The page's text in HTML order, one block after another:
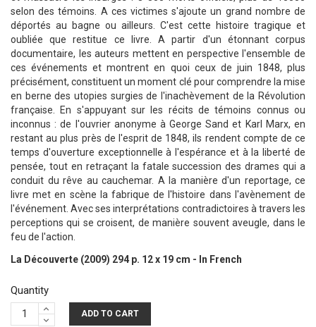
selon des témoins. A ces victimes s'ajoute un grand nombre de
déportés au bagne ou ailleurs. C'est cette histoire tragique et
oubliée que restitue ce livre. A partir d'un étonnant corpus
documentaire, les auteurs mettent en perspective l'ensemble de
ces événements et montrent en quoi ceux de juin 1848, plus
précisément, constituent un moment clé pour comprendre la mise
en berne des utopies surgies de l'inachèvement de la Révolution
française. En s'appuyant sur les récits de témoins connus ou
inconnus : de l'ouvrier anonyme à George Sand et Karl Marx, en
restant au plus près de l'esprit de 1848, ils rendent compte de ce
temps d'ouverture exceptionnelle à l'espérance et à la liberté de
pensée, tout en retraçant la fatale succession des drames qui a
conduit du rêve au cauchemar. A la manière d'un reportage, ce
livre met en scène la fabrique de l'histoire dans l'avènement de
l'événement. Avec ses interprétations contradictoires à travers les
perceptions qui se croisent, de manière souvent aveugle, dans le
feu de l'action.
La Découverte (2009) 294 p. 12 x 19 cm - In French
Quantity
ADD TO CART